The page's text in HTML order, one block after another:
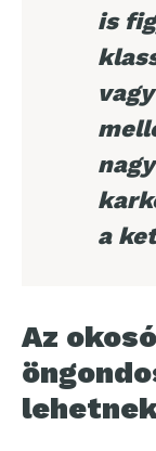
is
a
Az